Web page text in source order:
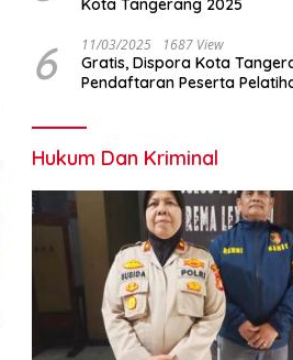
Kota Tangerang 2025
6 11/03/2025 1687 View
Gratis, Dispora Kota
Pendaftaran Peserta
Hukum Dan Kriminal